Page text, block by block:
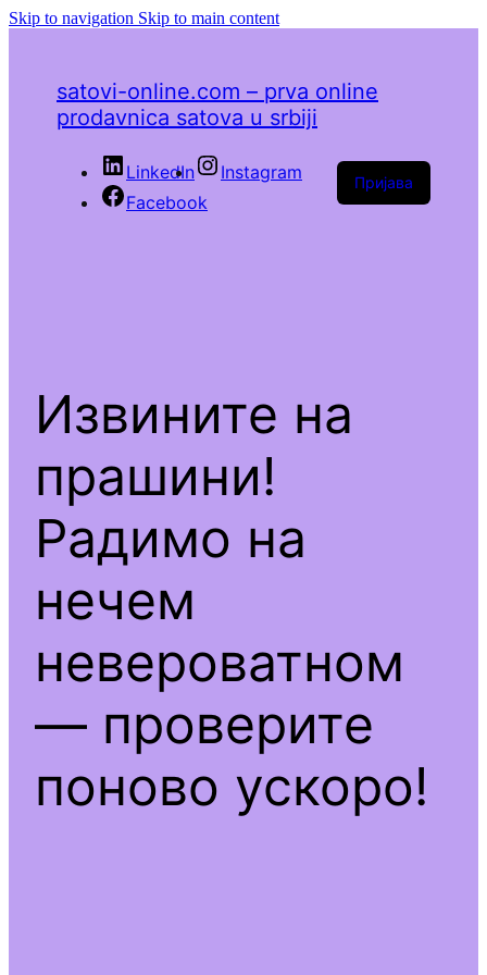
Skip to navigation Skip to main content
satovi-online.com – prva online
prodavnica satova u srbiji
LinkedIn
Instagram
Facebook
Пријава
Извините на
прашини!
Радимо на
нечем
невероватном
— проверите
поново ускоро!